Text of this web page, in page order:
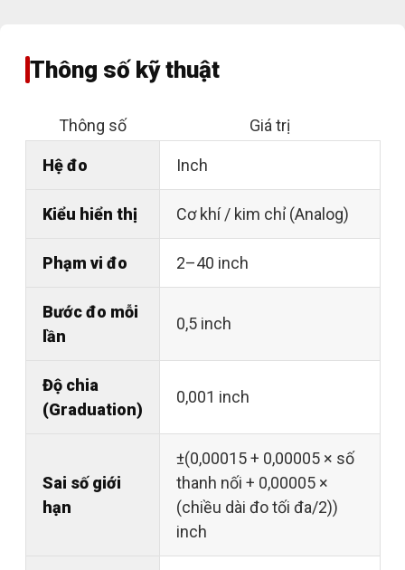
Thông số kỹ thuật
Thông số Giá trị
Hệ đo Inch
Kiểu hiển thị Cơ khí / kim chỉ (Analog)
Phạm vi đo 2–40 inch
Bước đo mỗi
lần
0,5 inch
Độ chia
(Graduation)
0,001 inch
Sai số giới
hạn
±(0,00015 + 0,00005 × số
thanh nối + 0,00005 ×
(chiều dài đo tối đa/2))
inch